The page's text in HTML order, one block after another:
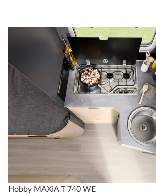
Hobby MAXIA T 740 WE